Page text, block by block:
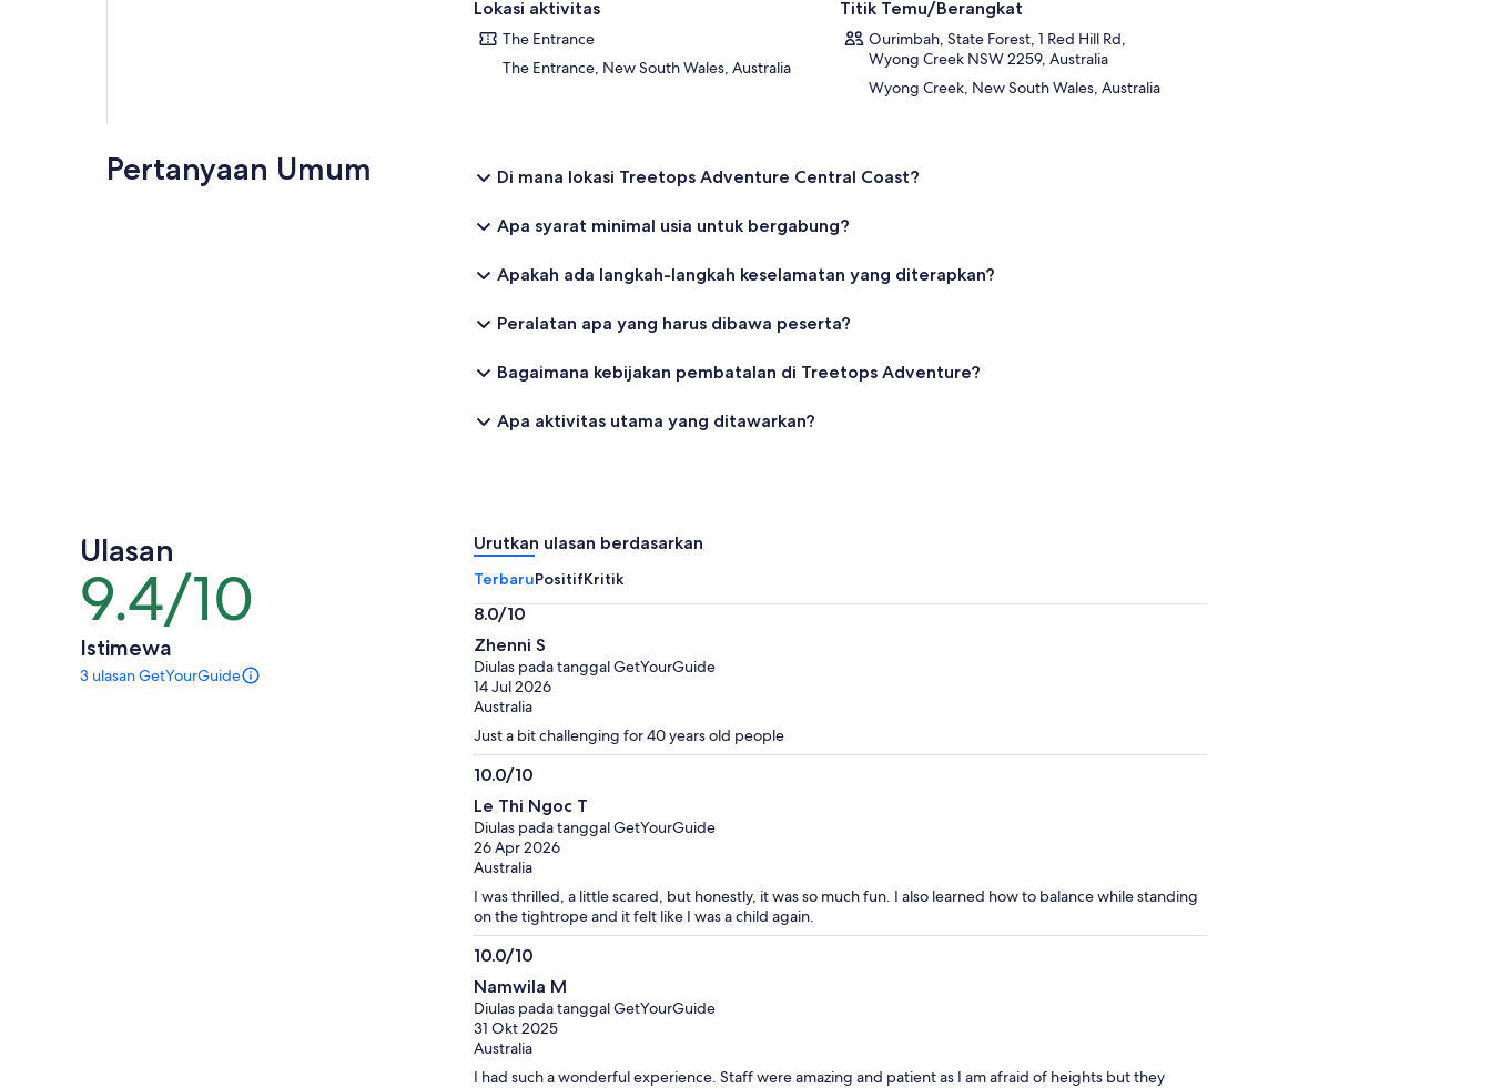
Lokasi aktivitas
The Entrance
The Entrance, New South Wales, Australia
Titik Temu/Berangkat
Ourimbah, State Forest, 1 Red Hill Rd,
Wyong Creek NSW 2259, Australia
Wyong Creek, New South Wales, Australia
Pertanyaan Umum Di mana lokasi Treetops Adventure Central Coast?
Apa syarat minimal usia untuk bergabung?
Apakah ada langkah-langkah keselamatan yang diterapkan?
Peralatan apa yang harus dibawa peserta?
Bagaimana kebijakan pembatalan di Treetops Adventure?
Apa aktivitas utama yang ditawarkan?
Ulasan
9.4/10
9.4
dari
10
Istimewa
3 ulasan GetYourGuide
3
Urutkan ulasan berdasarkan
TerbaruPositifKritik
8.0/10
8.0
dari
10
Zhenni S
Diulas pada tanggal GetYourGuide
14 Jul 2026
Australia
Just a bit challenging for 40 years old people
10.0/10
10.0
dari
10
Le Thi Ngoc T
Diulas pada tanggal GetYourGuide
26 Apr 2026
Australia
I was thrilled, a little scared, but honestly, it was so much fun. I also learned how to balance while standing
on the tightrope and it felt like I was a child again.
10.0/10
10.0
dari
10
Namwila M
Diulas pada tanggal GetYourGuide
31 Okt 2025
Australia
I had such a wonderful experience. Staff were amazing and patient as I am afraid of heights but they